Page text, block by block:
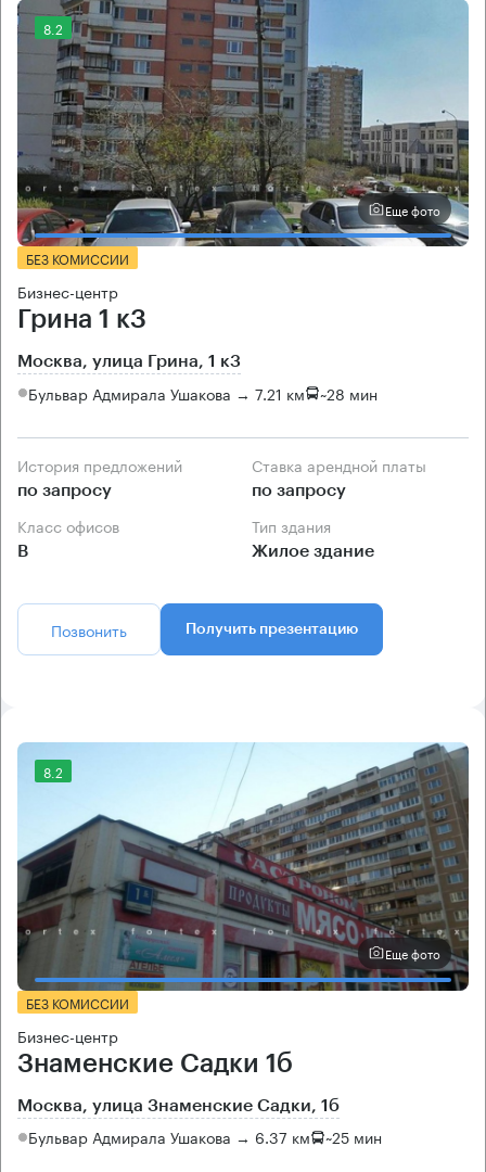
8.2
Еще фото
БЕЗ КОМИССИИ
Бизнес-центр
Грина 1 к3
Москва, улица Грина, 1 к3
Бульвар Адмирала Ушакова → 7.21 км ~28 мин
История предложений
по запросу
Ставка арендной платы
по запросу
Класс офисов
B
Тип здания
Жилое здание
Позвонить Получить презентацию
8.2
Еще фото
БЕЗ КОМИССИИ
Бизнес-центр
Знаменские Садки 1б
Москва, улица Знаменские Садки, 1б
Бульвар Адмирала Ушакова → 6.37 км ~25 мин